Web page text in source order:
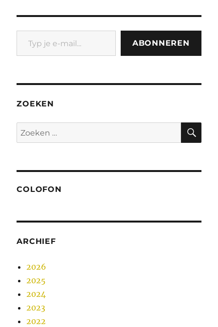
Typ je e-mail...
ABONNEREN
ZOEKEN
Zoeken
naar:
COLOFON
ARCHIEF
2026
2025
2024
2023
2022